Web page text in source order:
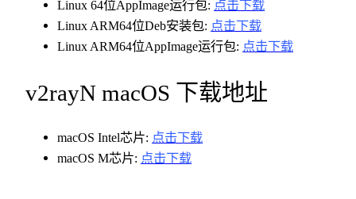
Linux 64位AppImage运行包: 点击下载
Linux ARM64位Deb安装包: 点击下载
Linux ARM64位AppImage运行包: 点击下载
v2rayN macOS 下载地址
macOS Intel芯片: 点击下载
macOS M芯片: 点击下载